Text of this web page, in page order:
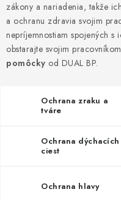
PROFESIE
AKCIE
Katalógy
Doprava, platba
zákony a nariadenia, takže
a ochranu zdravia svojim
nepríjemnostiam spojených s
obstarajte svojim pracovníkom
pomôcky od DUAL BP.
Ochrana zraku a
tváre
Ochrana dýchacích
ciest
Ochrana hlavy